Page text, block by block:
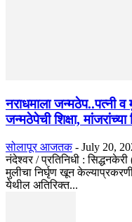
नराधमाला जन्मठेप..पत्नी
जन्मठेपेची शिक्षा,
सोलापूर आजतक - July 20,
नंदेश्वर / प्रतिनिधी :
मुलीचा निर्घृण खून
येथील अतिरिक्त...